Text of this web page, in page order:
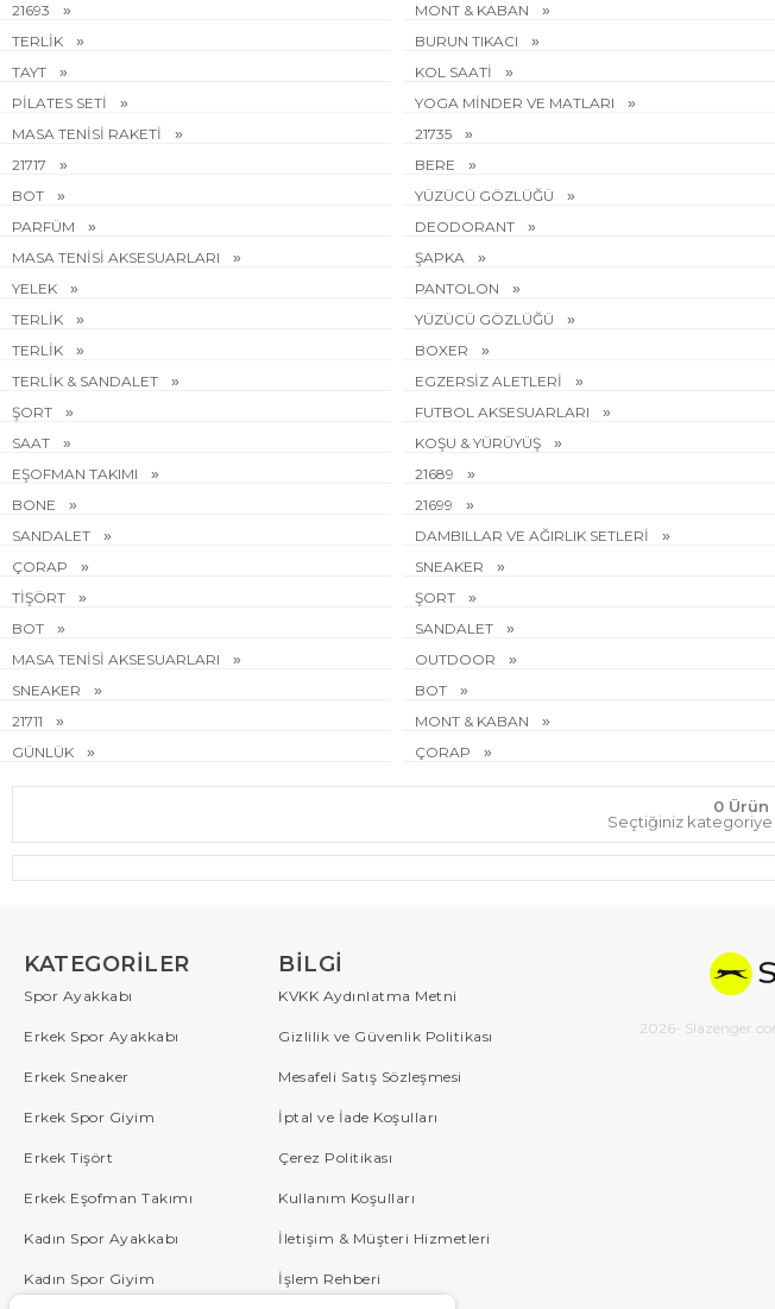
21693
MONT & KABAN
TERLİK
BURUN TIKACI
TAYT
KOL SAATİ
PİLATES SETİ
YOGA MİNDER VE MATLARI
MASA TENİSİ RAKETİ
21735
21717
BERE
BOT
YÜZÜCÜ GÖZLÜĞÜ
PARFÜM
DEODORANT
MASA TENİSİ AKSESUARLARI
ŞAPKA
YELEK
PANTOLON
TERLİK
YÜZÜCÜ GÖZLÜĞÜ
TERLİK
BOXER
TERLİK & SANDALET
EGZERSİZ ALETLERİ
ŞORT
FUTBOL AKSESUARLARI
SAAT
KOŞU & YÜRÜYÜŞ
EŞOFMAN TAKIMI
21689
BONE
21699
SANDALET
DAMBILLAR VE AĞIRLIK SETLERİ
ÇORAP
SNEAKER
TİŞÖRT
ŞORT
BOT
SANDALET
MASA TENİSİ AKSESUARLARI
OUTDOOR
SNEAKER
BOT
21711
MONT & KABAN
GÜNLÜK
ÇORAP
0 Ürün
Seçtiğiniz kategoriye
KATEGORILER
Spor Ayakkabı
Erkek Spor Ayakkabı
Erkek Sneaker
Erkek Spor Giyim
Erkek Tişört
Erkek Eşofman Takımı
Kadın Spor Ayakkabı
Kadın Spor Giyim
BILGI
KVKK Aydınlatma Metni
Gizlilik ve Güvenlik Politikası
Mesafeli Satış Sözleşmesi
İptal ve İade Koşulları
Çerez Politikası
Kullanım Koşulları
İletişim & Müşteri Hizmetleri
İşlem Rehberi
2026-